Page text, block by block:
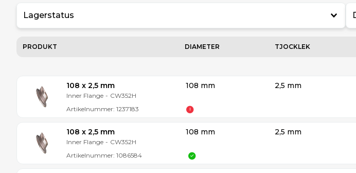
Lagerstatus
PRODUKT DIAMETER TJOCKLEK
108 x 2,5 mm
Inner Flange - CW352H
Artikelnummer: 1237183
108 mm 2,5 mm
108 x 2,5 mm
Inner Flange - CW352H
Artikelnummer: 1086584
108 mm 2,5 mm